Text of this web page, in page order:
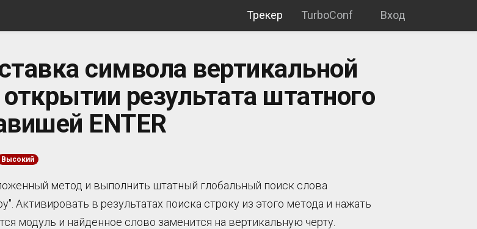
Вход
Трекер TurboConf
символа вертикальной
результата штатного
ENTER
Высокий
метод и выполнить штатный глобальный поиск слова
Активировать в результатах поиска строку из этого метода и нажать
модуль и найденное слово заменится на вертикальную черту.